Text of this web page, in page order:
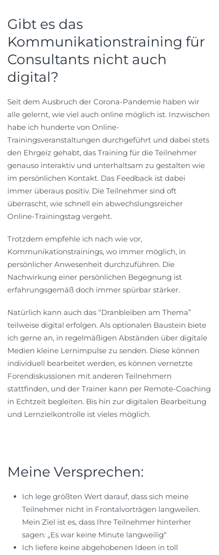
Gibt es das
Kommunikationstraining für
Consultants nicht auch
digital?
Seit dem Ausbruch der Corona-Pandemie haben wir
alle gelernt, wie viel auch online möglich ist. Inzwischen
habe ich hunderte von Online-
Trainingsveranstaltungen durchgeführt und dabei stets
den Ehrgeiz gehabt, das Training für die Teilnehmer
genauso interaktiv und unterhaltsam zu gestalten wie
im persönlichen Kontakt. Das Feedback ist dabei
immer überaus positiv. Die Teilnehmer sind oft
überrascht, wie schnell ein abwechslungsreicher
Online-Trainingstag vergeht.
Trotzdem empfehle ich nach wie vor,
Kommunikationstrainings, wo immer möglich, in
persönlicher Anwesenheit durchzuführen. Die
Nachwirkung einer persönlichen Begegnung ist
erfahrungsgemäß doch immer spürbar stärker.
Natürlich kann auch das “Dranbleiben am Thema”
teilweise digital erfolgen. Als optionalen Baustein biete
ich gerne an, in regelmäßigen Abständen über digitale
Medien kleine Lernimpulse zu senden. Diese können
individuell bearbeitet werden, es können vernetzte
Forendiskussionen mit anderen Teilnehmern
stattfinden, und der Trainer kann per Remote-Coaching
in Echtzeit begleiten. Bis hin zur digitalen Bearbeitung
und Lernzielkontrolle ist vieles möglich.
Meine Versprechen:
Ich lege größten Wert darauf, dass sich meine
Teilnehmer nicht in Frontalvorträgen langweilen.
Mein Ziel ist es, dass Ihre Teilnehmer hinterher
sagen: „Es war keine Minute langweilig“
Ich liefere keine abgehobenen Ideen in toll